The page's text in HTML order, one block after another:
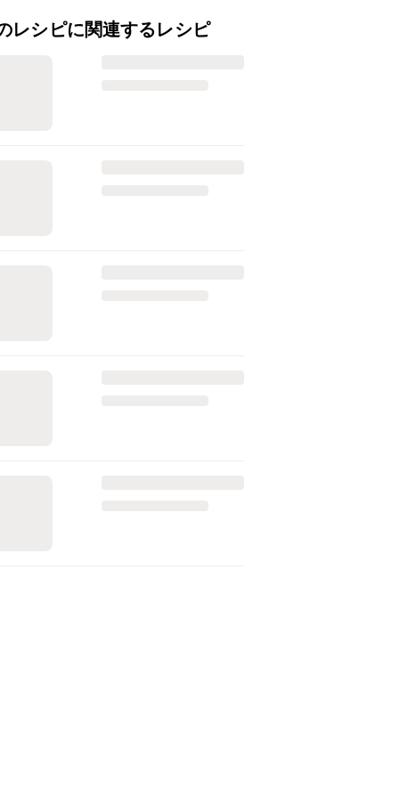
レシピに関連するレシピ